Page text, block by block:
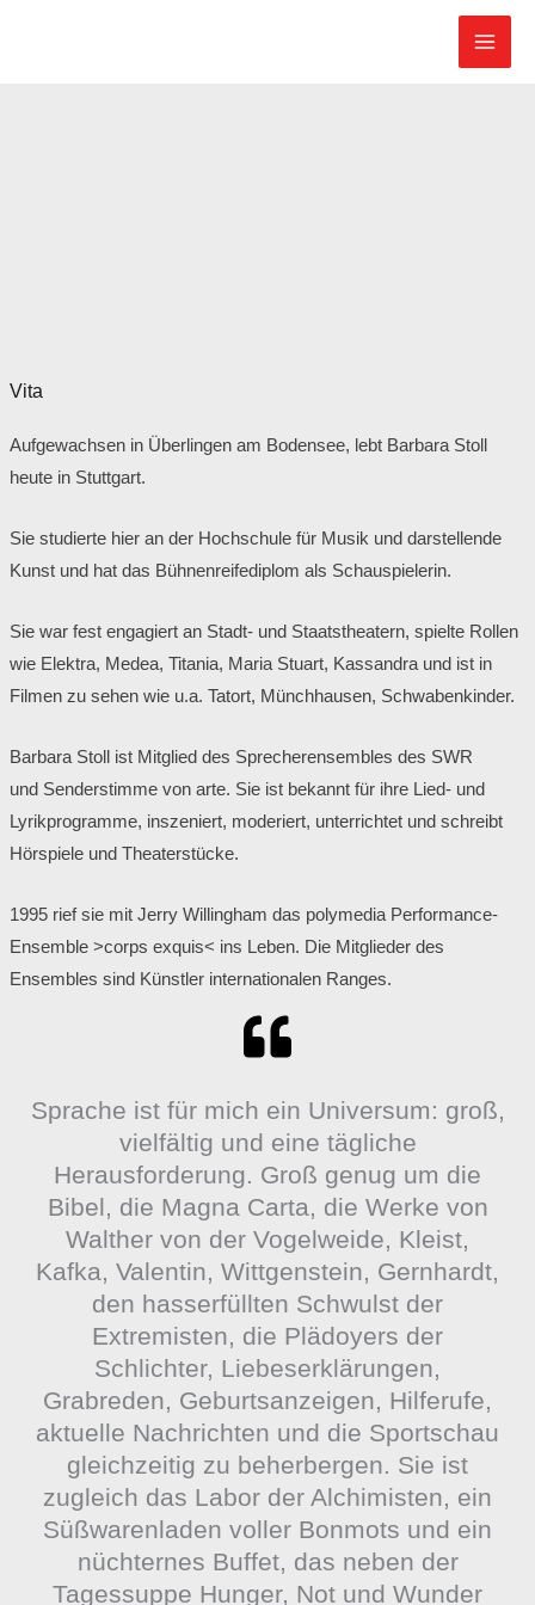
Vita
Aufgewachsen in Überlingen am Bodensee, lebt Barbara Stoll
heute in Stuttgart.
Sie studierte hier an der Hochschule für Musik und darstellende
Kunst und hat das Bühnenreifediplom als Schauspielerin.
Sie war fest engagiert an Stadt- und Staatstheatern, spielte Rollen
wie Elektra, Medea, Titania, Maria Stuart, Kassandra und ist in
Filmen zu sehen wie u.a. Tatort, Münchhausen, Schwabenkinder.
Barbara Stoll ist Mitglied des Sprecherensembles des SWR
und Senderstimme von arte. Sie ist bekannt für ihre Lied- und
Lyrikprogramme, inszeniert, moderiert, unterrichtet und schreibt
Hörspiele und Theaterstücke.
1995 rief sie mit Jerry Willingham das polymedia Performance-
Ensemble >corps exquis< ins Leben. Die Mitglieder des
Ensembles sind Künstler internationalen Ranges.
Sprache ist für mich ein Universum: groß,
vielfältig und eine tägliche
Herausforderung. Groß genug um die
Bibel, die Magna Carta, die Werke von
Walther von der Vogelweide, Kleist,
Kafka, Valentin, Wittgenstein, Gernhardt,
den hasserfüllten Schwulst der
Extremisten, die Plädoyers der
Schlichter, Liebeserklärungen,
Grabreden, Geburtsanzeigen, Hilferufe,
aktuelle Nachrichten und die Sportschau
gleichzeitig zu beherbergen. Sie ist
zugleich das Labor der Alchimisten, ein
Süßwarenladen voller Bonmots und ein
nüchternes Buffet, das neben der
Tagessuppe Hunger, Not und Wunder